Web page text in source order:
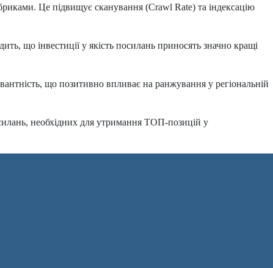
Це підвищує сканування (Crawl Rate) та індексацію
що інвестиції у якість посилань приносять значно кращі
що позитивно впливає на ранжування у регіональній
необхідних для утримання ТОП-позицій у